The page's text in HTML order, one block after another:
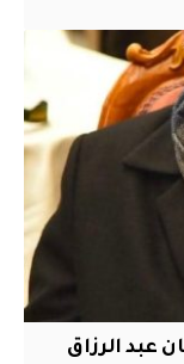
عبد الرزاق